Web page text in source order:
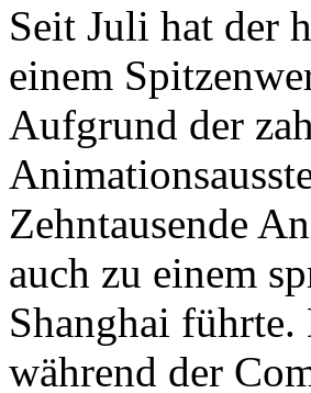
Seit Juli hat der
einem
Aufgrund der
Zehntausende
auch zu einem
Shanghai führte.
während der